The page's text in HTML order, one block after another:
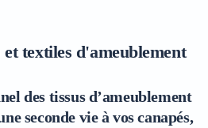
et textiles d'ameublement
des tissus d’ameublement
seconde vie à vos canapés,